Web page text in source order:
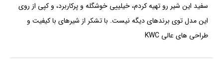
سفید این شیر رو تهیه کردم، خیلییی خوشگله و پرکاربرد، و کپی از روی
این مدل توی برندهای دیگه نیست. با تشکر از شیرهای با کیفیت و
طراحی های عالی KWC